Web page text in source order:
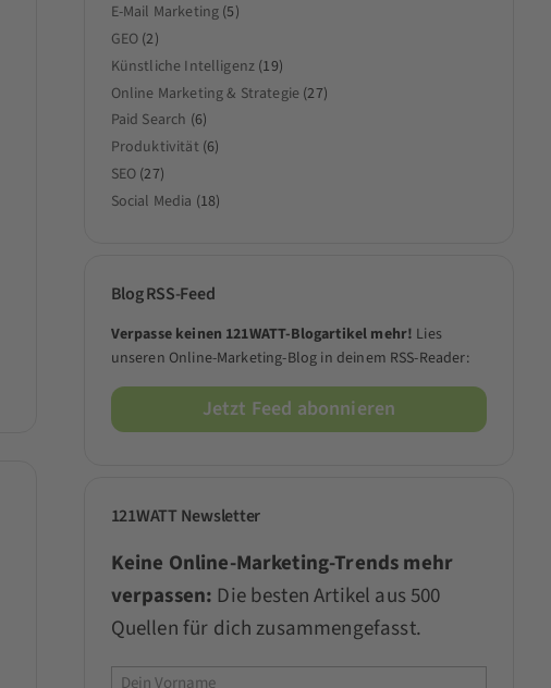
E-Mail Marketing (5)
GEO (2)
Künstliche Intelligenz (19)
Online Marketing & Strategie (27)
Paid Search (6)
Produktivität(6)
SEO (27)
Social Media (18)
121WATT Newsletter
Keine Online-Marketing-Trends mehr
verpassen: Die besten Artikel aus 500
Quellen für dich zusammengefasst.
Blog RSS-Feed
Verpasse keinen 121WATT-Blogartikel mehr! Lies
unseren Online-Marketing-Blog in deinem RSS-Reader:
Jetzt Feed abonnieren